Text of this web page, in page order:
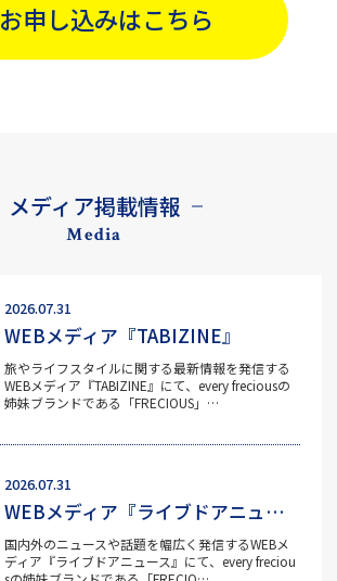
お申し込みはこちら
メディア掲載情報
Media
2026.07.31
WEBメディア『TABIZINE』
旅やライフスタイルに関する最新情報を発信する
WEBメディア『TABIZINE』にて、every freciousの
姉妹ブランドである「FRECIOUS」…
2026.07.31
WEBメディア『ライブドアニュース』
国内外のニュースや話題を幅広く発信するWEBメ
ディア『ライブドアニュース』にて、every freciou